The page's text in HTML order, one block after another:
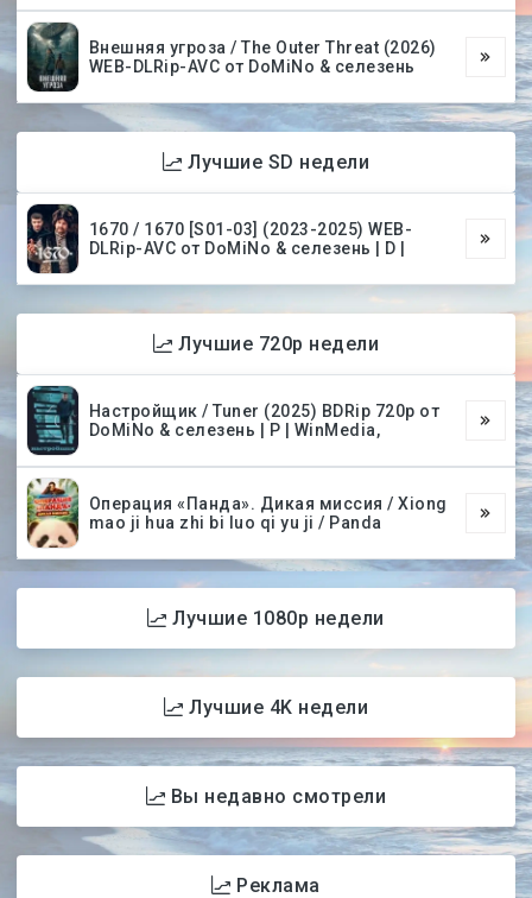
Внешняя угроза / The Outer Threat (2026)
WEB-DLRip-AVC от DoMiNo & селезень
Лучшие SD недели
1670 / 1670 [S01-03] (2023-2025) WEB-
DLRip-AVC от DoMiNo & селезень | D |
Лучшие 720p недели
Настройщик / Tuner (2025) BDRip 720p от
DoMiNo & селезень | P | WinMedia,
Операция «Панда». Дикая миссия / Xiong
mao ji hua zhi bi luo qi yu ji / Panda
Лучшие 1080p недели
Лучшие 4K недели
Вы недавно смотрели
Реклама